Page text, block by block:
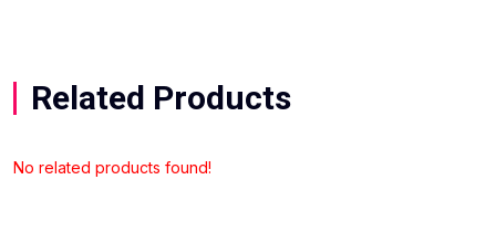
Related Products
No related products found!